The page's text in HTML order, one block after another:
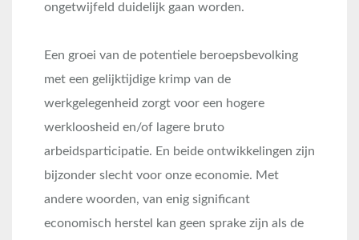
ongetwijfeld duidelijk gaan worden.
Een groei van de potentiele beroepsbevolking
met een gelijktijdige krimp van de
werkgelegenheid zorgt voor een hogere
werkloosheid en/of lagere bruto
arbeidsparticipatie. En beide ontwikkelingen zijn
bijzonder slecht voor onze economie. Met
andere woorden, van enig significant
economisch herstel kan geen sprake zijn als de